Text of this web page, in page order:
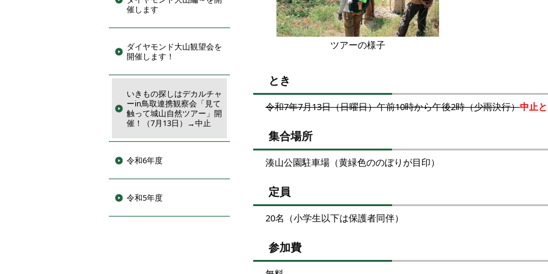
催します
ダイヤモンド大山観望会を
開催します！
いきもの探しはデカルチャ
ーin鳥取連携観察会「見て
触って城山自然ツアー」開
催！（7月13日）→中止
令和6年度
令和5年度
ツアーの様子
とき
令和7年7月13日（日曜日）午前10時から午後2時（少雨決行）中止
集合場所
湊山公園駐車場（黄緑色ののぼりが目印）
定員
20名（小学生以下は保護者同伴）
参加費